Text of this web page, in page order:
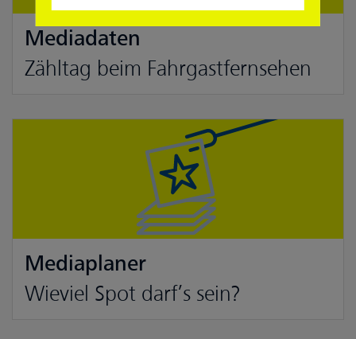
Mediadaten
Zähltag beim Fahrgastfernsehen
Mediaplaner
Wieviel Spot darf’s sein?